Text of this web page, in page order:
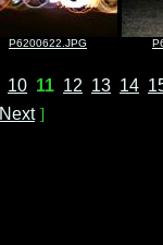
P6200622.JPG
10 11 12 13 14
Next]